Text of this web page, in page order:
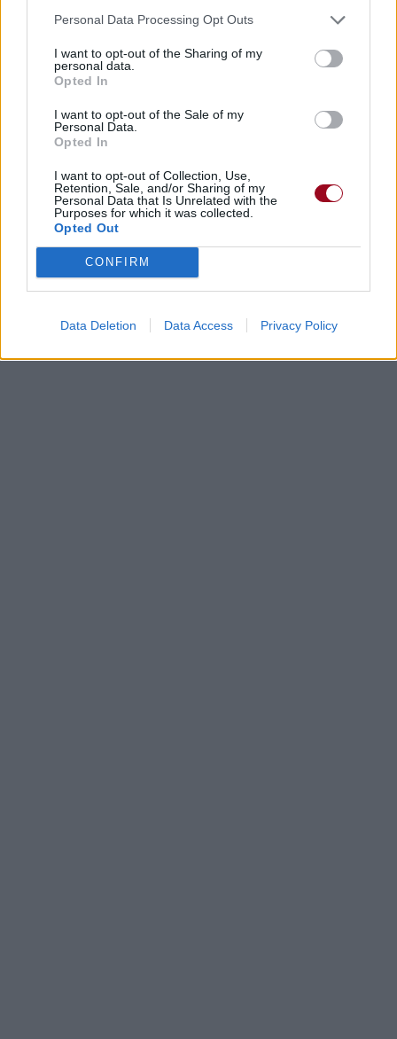
Personal Data Processing Opt Outs
I want to opt-out of the Sharing of my
personal data.
Opted In
I want to opt-out of the Sale of my
Personal Data.
Opted In
I want to opt-out of Collection, Use,
Retention, Sale, and/or Sharing of my
Personal Data that Is Unrelated with the
Purposes for which it was collected.
Opted Out
CONFIRM
Data Deletion Data Access Privacy Policy